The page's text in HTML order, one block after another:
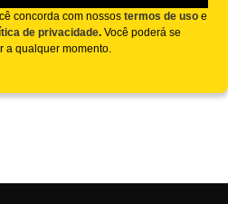
concorda com nossos termos de uso e
de privacidade.Você poderá se
a qualquer momento.